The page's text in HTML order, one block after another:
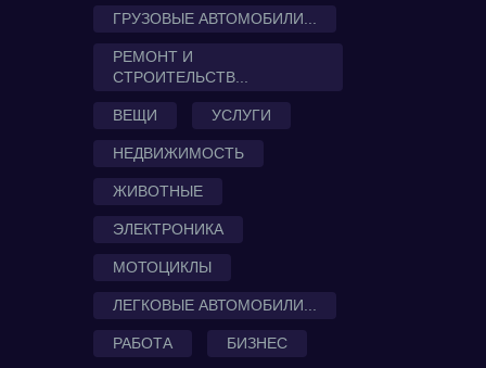
ГРУЗОВЫЕ АВТОМОБИЛИ...
РЕМОНТ И
СТРОИТЕЛЬСТВ...
ВЕЩИ УСЛУГИ
НЕДВИЖИМОСТЬ
ЖИВОТНЫЕ
ЭЛЕКТРОНИКА
МОТОЦИКЛЫ
ЛЕГКОВЫЕ АВТОМОБИЛИ...
РАБОТА БИЗНЕС